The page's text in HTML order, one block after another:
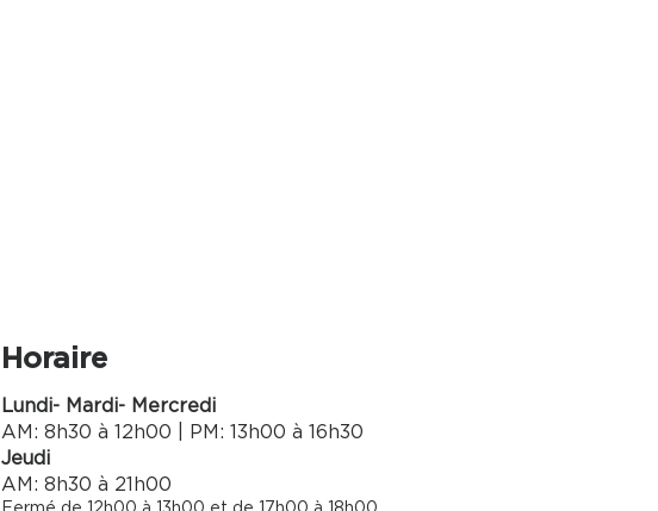
Horaire
Lundi- Mardi- Mercredi
AM: 8h30 à 12h00 | PM: 13h00 à 16h30​
Jeudi
AM: 8h30 à 21h00